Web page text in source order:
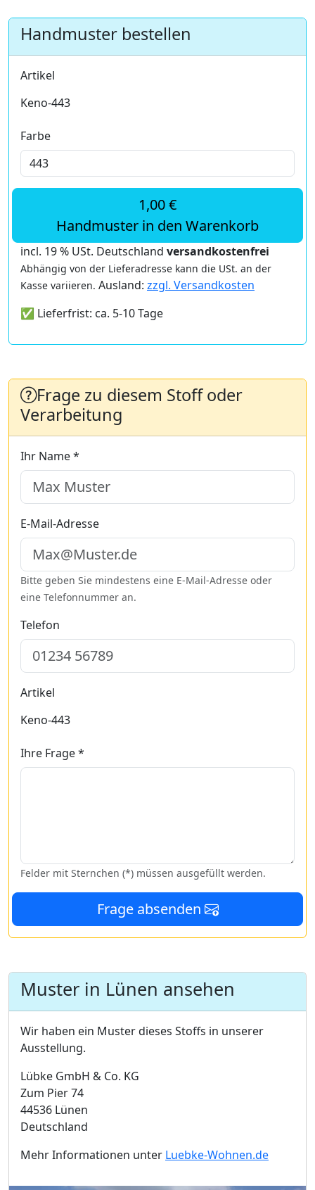
Handmuster bestellen
Artikel
Keno-443
Farbe
1,00 €
Handmuster in den Warenkorb
incl. 19 % USt. Deutschland versandkostenfrei
Abhängig von der Lieferadresse kann die USt. an der
Kasse variieren. Ausland: zzgl. Versandkosten
✅ Lieferfrist: ca. 5-10 Tage
Frage zu diesem Stoff oder
Verarbeitung
Ihr Name *
E-Mail-Adresse
Bitte geben Sie mindestens eine E-Mail-Adresse oder
eine Telefonnummer an.
Telefon
Artikel
Keno-443
Ihre Frage *
Felder mit Sternchen (*) müssen ausgefüllt werden.
Frage absenden
Muster in Lünen ansehen
Wir haben ein Muster dieses Stoffs in unserer
Ausstellung.
Lübke GmbH & Co. KG
Zum Pier 74
44536 Lünen
Deutschland
Mehr Informationen unter Luebke-Wohnen.de